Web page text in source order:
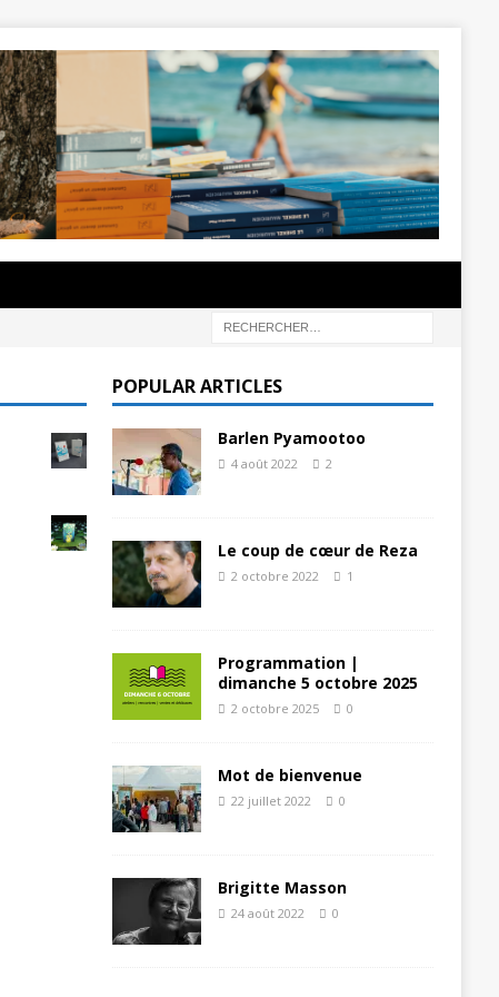
POPULAR ARTICLES
Barlen Pyamootoo
4 août 2022 2
Le coup de cœur de Reza
2 octobre 2022 1
Programmation |
dimanche 5 octobre 2025
2 octobre 2025 0
Mot de bienvenue
22 juillet 2022 0
Brigitte Masson
24 août 2022 0